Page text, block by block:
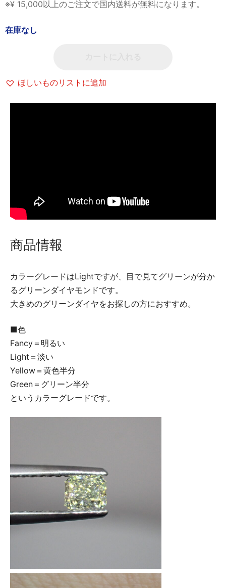
※¥ 15,000以上のご注文で国内送料が無料になります。
在庫なし
ほしいものリストに追加
商品情報
カラーグレードはLightですが、目で見てグリーンが分か
るグリーンダイヤモンドです。
大きめのグリーンダイヤをお探しの方におすすめ。
■色
Fancy＝明るい
Light＝淡い
Yellow＝黄色半分
Green＝グリーン半分
というカラーグレードです。